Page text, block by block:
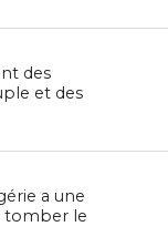
des
et des
a une
tomber le